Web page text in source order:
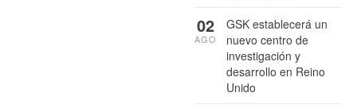
GSK establecerá un
nuevo centro de
investigación y
desarrollo en Reino
Unido
02
AGO